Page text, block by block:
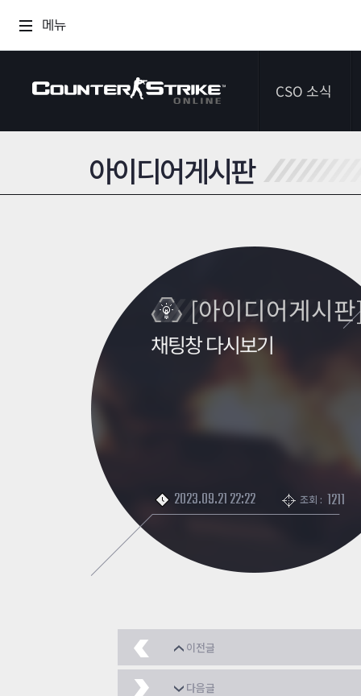
메뉴
CSO 소식
아이디어게시판
[아이디어게시
채팅창 다시보기
2023.09.21 22:22 조회 : 1211
이전글
shiho
다음글